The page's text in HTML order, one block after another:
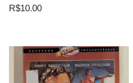
R$10.00